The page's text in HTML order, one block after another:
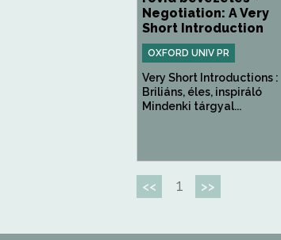
Negotiation: A Very
Short Introduction
OXFORD UNIV PR
Very Short Introductions :
Briliáns, éles, inspiráló
Mindenki tárgyal...
<< 1 >>